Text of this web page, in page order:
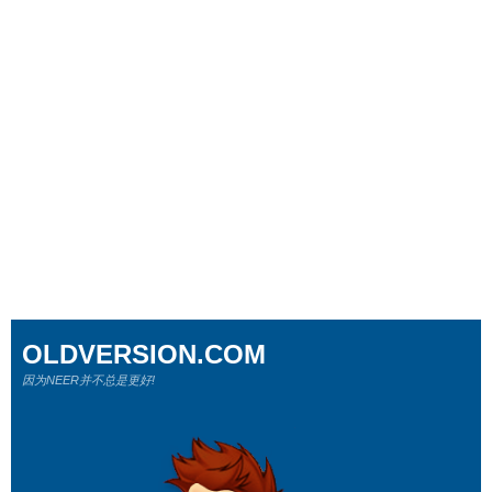
OLDVERSION.COM
因为NEER并不总是更好!